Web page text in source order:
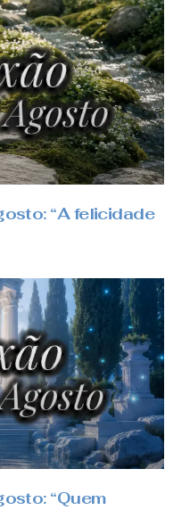
“A felicidade
“Quem